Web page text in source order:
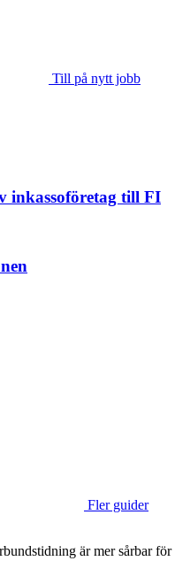
Till på nytt jobb
inkassoföretag till FI
Fler guider
är mer sårbar